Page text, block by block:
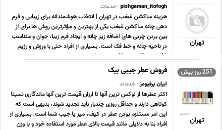
تهران
pishgaman_itofogh- خدمات
هزینه ساکشن غبغب در تهران | انتخاب هوشمندانه برای زیبایی و فرم
دهی چانه ساکشن غبغب یکی از بهترین و مؤثرترین روش ها برای از
بین بردن چربی های اضافه زیر چانه و ایجاد فرم زیبا، جوان و متناسب
در ناحیه چانه و خط فک است. بسیاری از افراد حتی با ورزش و رژیم
غذایی نیز قادر به حذف چربی های ... ...
251 روز پیش
تهران
فروش عطر جیبی بیک
ایران پرفیومز- خدمات
اکثر عطرها از لوکس ترین آنها تا ارزان قیمت ترین آنها ماندگاری نسبتا
کوتاهی دارند و حداقل روزی چندبار باید تجدید شوند، بدیهی است که
این امر مستلزم بودن عطر در کیف، میز یا جیب شما است. بسیاری از
افراد بنا به دلایلی مانند قیمت بالای عطر مورد استفاده خود و یا وزن